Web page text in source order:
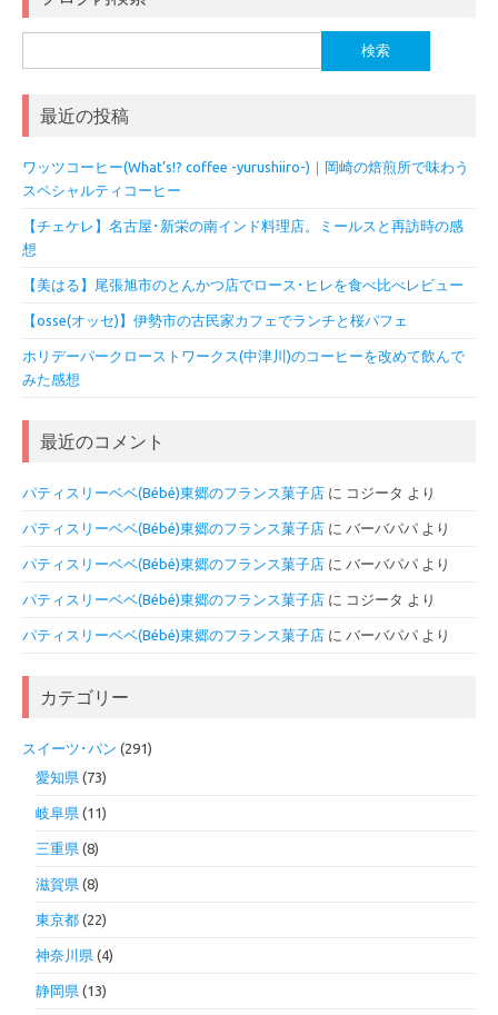
索:
最近の投稿
ワッツコーヒー(What’s!? coffee -yurushiiro-)｜岡崎の焙煎所で味わう
スペシャルティコーヒー
【チェケレ】名古屋･新栄の南インド料理店。ミールスと再訪時の感
想
【美はる】尾張旭市のとんかつ店でロース･ヒレを食べ比べレビュー
【osse(オッセ)】伊勢市の古民家カフェでランチと桜パフェ
ホリデーパークローストワークス(中津川)のコーヒーを改めて飲んで
みた感想
最近のコメント
パティスリーベベ(Bébé)東郷のフランス菓子店 に コジータ より
パティスリーベベ(Bébé)東郷のフランス菓子店 に バーバパパ より
パティスリーベベ(Bébé)東郷のフランス菓子店 に バーバパパ より
パティスリーベベ(Bébé)東郷のフランス菓子店 に コジータ より
パティスリーベベ(Bébé)東郷のフランス菓子店 に バーバパパ より
カテゴリー
スイーツ･パン (291)
愛知県 (73)
岐阜県 (11)
三重県 (8)
滋賀県 (8)
東京都 (22)
神奈川県 (4)
静岡県 (13)